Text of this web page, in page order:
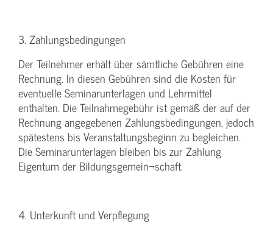
3. Zahlungsbedingungen
Der Teilnehmer erhält über sämtliche Gebühren eine
Rechnung. In diesen Gebühren sind die Kosten für
eventuelle Seminarunterlagen und Lehrmittel
enthalten. Die Teilnahmegebühr ist gemäß der auf der
Rechnung angegebenen Zahlungsbedingungen, jedoch
spätestens bis Veranstaltungsbeginn zu begleichen.
Die Seminarunterlagen bleiben bis zur Zahlung
Eigentum der Bildungsgemein¬schaft.
4. Unterkunft und Verpflegung